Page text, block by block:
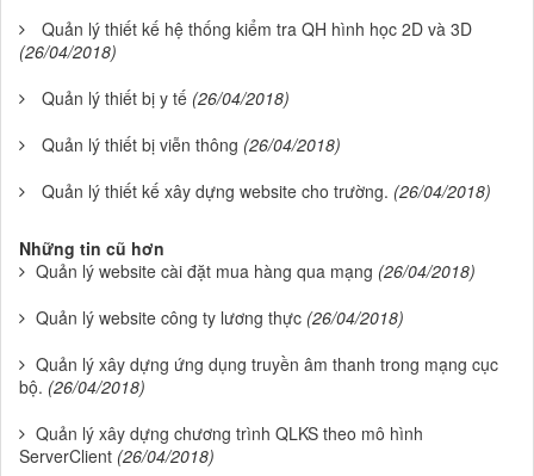
Quản lý thiết kế hệ thống kiểm tra QH hình học 2D và 3D
(26/04/2018)
Quản lý thiết bị y tế (26/04/2018)
Quản lý thiết bị viễn thông (26/04/2018)
Quản lý thiết kế xây dựng website cho trường. (26/04/2018)
Những tin cũ hơn
Quản lý website cài đặt mua hàng qua mạng (26/04/2018)
Quản lý website công ty lương thực (26/04/2018)
Quản lý xây dựng ứng dụng truyền âm thanh trong mạng cục
bộ. (26/04/2018)
Quản lý xây dựng chương trình QLKS theo mô hình
ServerClient (26/04/2018)